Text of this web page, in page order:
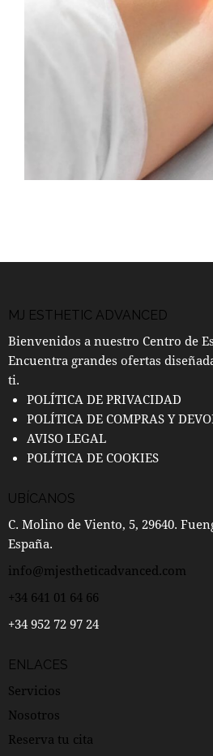
MJ ESTHETIC ADVANCED
Bienvenidos a nuestro Centro de
Encuentra grandes ofertas
ti.
POLÍTICA DE PRIVACIDAD
POLÍTICA DE COMPRAS Y
AVISO LEGAL
POLÍTICA DE COOKIES
UBÍCANOS
C. Molino de Viento, 5, 29640.
España.
info@mjestheticadvanced.com
+34 641 01 64 66
+34 952 72 97 24
ENLACES
Servicios
Nosotros
Reserva tu cita